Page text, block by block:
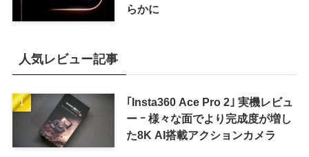
らかに
人気レビュー記事
｢Insta360 Ace Pro 2｣ 実機レビュ
ー ｰ 様々な面でより完成度が増し
た8K AI搭載アクションカメラ